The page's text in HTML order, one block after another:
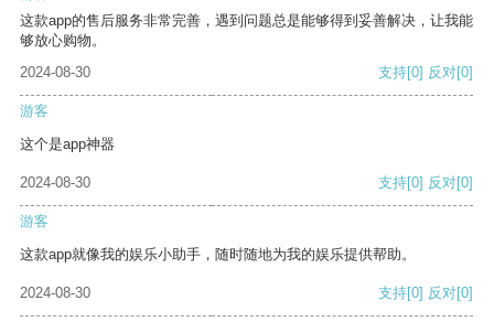
这款app的售后服务非常完善，遇到问题总是能够得到妥善解决，让我能
够放心购物。
2024-08-30
支持[0] 反对[0]
游客
这个是app神器
2024-08-30 支持[0] 反对[0]
游客
这款app就像我的娱乐小助手，随时随地为我的娱乐提供帮助。
2024-08-30 支持[0] 反对[0]